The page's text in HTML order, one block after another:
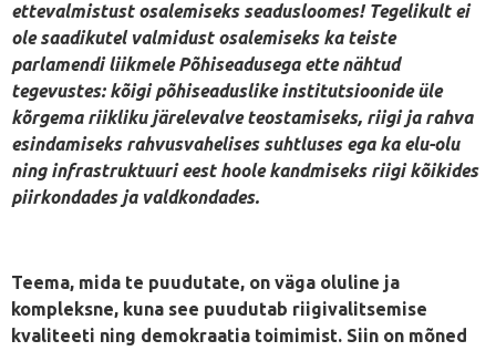
ettevalmistust osalemiseks seadusloomes! Tegelikult ei
ole saadikutel valmidust osalemiseks ka teiste
parlamendi liikmele Põhiseadusega ette nähtud
tegevustes: kõigi põhiseaduslike institutsioonide üle
kõrgema riikliku järelevalve teostamiseks, riigi ja rahva
esindamiseks rahvusvahelises suhtluses ega ka elu-olu
ning infrastruktuuri eest hoole kandmiseks riigi kõikides
piirkondades ja valdkondades.
Teema, mida te puudutate, on väga oluline ja
kompleksne, kuna see puudutab riigivalitsemise
kvaliteeti ning demokraatia toimimist. Siin on mõned